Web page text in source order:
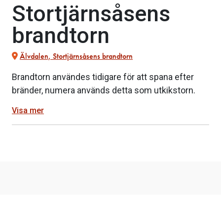
Stortjärnsåsens
brandtorn
Älvdalen, Stortjärnsåsens brandtorn
Brandtorn användes tidigare för att spana efter
bränder, numera används detta som utkikstorn.
Visa mer